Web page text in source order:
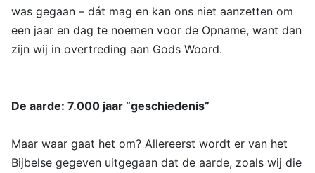
was gegaan – dát mag en kan ons niet aanzetten om
een jaar en dag te noemen voor de Opname, want dan
zijn wij in overtreding aan Gods Woord.
De aarde: 7.000 jaar “geschiedenis”
Maar waar gaat het om? Allereerst wordt er van het
Bijbelse gegeven uitgegaan dat de aarde, zoals wij die